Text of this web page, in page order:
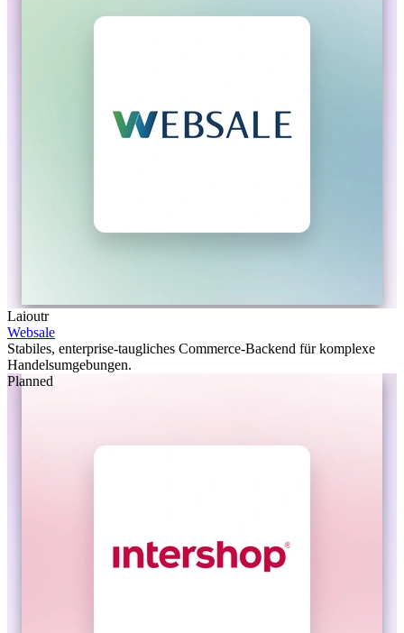
Laioutr
Websale
Stabiles, enterprise-taugliches Commerce-Backend für komplexe
Handelsumgebungen.
Planned